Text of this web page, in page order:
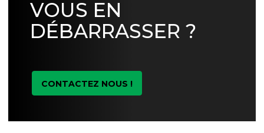
VOUS EN
DÉBARRASSER ?
CONTACTEZ NOUS !